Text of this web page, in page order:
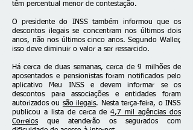
têm percentual menor de contestação.
O presidente do INSS também informou que os
descontos ilegais se concentram nos últimos dois
anos, não nos últimos cinco anos. Segundo Waller,
isso deve diminuir o valor a ser ressarcido.
Há cerca de duas semanas, cerca de 9 milhões de
aposentados e pensionistas foram notificados pelo
aplicativo Meu INSS e devem informar se os
descontos para associações e entidades foram
autorizados ou são ilegais. Nesta terça-feira, o INSS
publicou a lista de cerca de4,7 mil agências dos
Correios que atenderão os segurados com